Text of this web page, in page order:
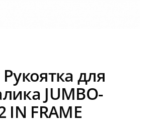
для
JUMBO-
IN FRAME